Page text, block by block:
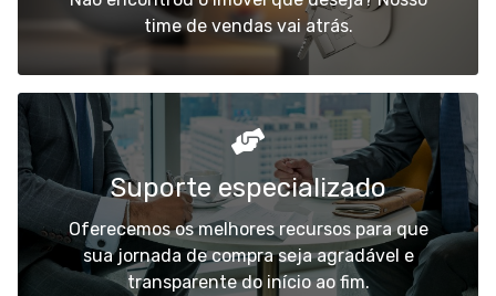
time de vendas vai atrás.
Suporte especializado
Oferecemos os melhores recursos para que
sua jornada de compra seja agradável e
transparente do início ao fim.